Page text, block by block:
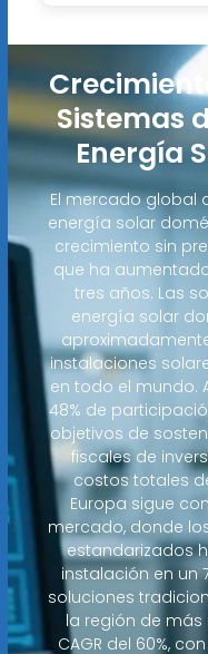
Sistemas
Energía
El mercado global
energía solar
crecimiento sin
que ha
tres años. Las
energía solar
instalaciones
en todo el mundo.
48% de
objetivos de
fiscales de
costos totales
Europa sigue
mercado, donde
estandarizados
instalación en un
soluciones
la región de
CAGR del 60%,